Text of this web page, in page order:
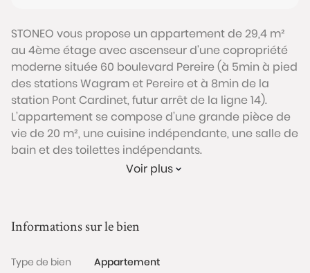
STONEO vous propose un appartement de 29,4 m²
au 4ème étage avec ascenseur d'une copropriété
moderne située 60 boulevard Pereire (à 5min à pied
des stations Wagram et Pereire et à 8min de la
station Pont Cardinet, futur arrêt de la ligne 14).
L’appartement se compose d’une grande pièce de
vie de 20 m², une cuisine indépendante, une salle de
bain et des toilettes indépendants.
Le séjour et la cuisine donnent sur un grand balcon
rangements sur mesure, des volets roulants
électrique récent.
Voir plus
Informations sur le bien
Type de bien
Appartement